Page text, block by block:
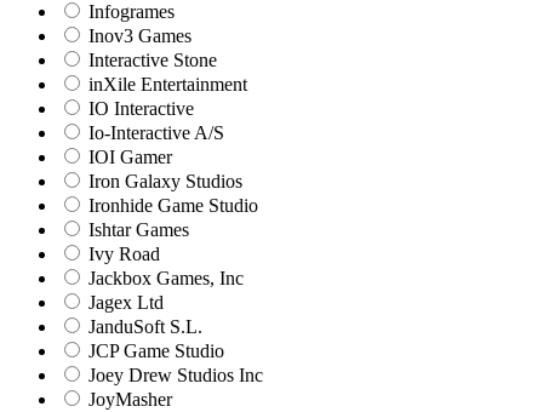
Infogrames
Inov3 Games
Interactive Stone
inXile Entertainment
IO Interactive
Io-Interactive A/S
IOI Gamer
Iron Galaxy Studios
Ironhide Game Studio
Ishtar Games
Ivy Road
Jackbox Games, Inc
Jagex Ltd
JanduSoft S.L.
JCP Game Studio
Joey Drew Studios Inc
JoyMasher